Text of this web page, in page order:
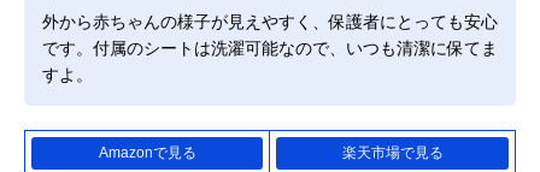
外から赤ちゃんの様子が見えやすく、保護者にとっても安心
です。付属のシートは洗濯可能なので、いつも清潔に保てま
すよ。
Amazonで見る 楽天市場で見る